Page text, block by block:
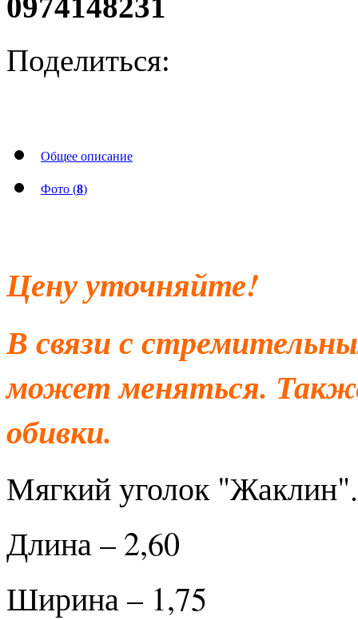
0974148231
Поделиться:
Общее описание
Фото (8)
Цену уточняйте!
В связи с
может меняться.
обивки.
Мягкий уголок "Жаклин".
Длина – 2,60
Ширина – 1,75